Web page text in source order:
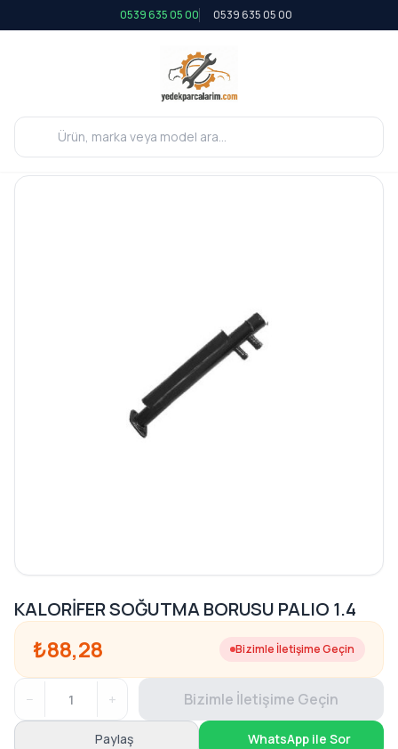
0539 635 05 00 0539 635 05 00
KALORİFER SOĞUTMA BORUSU PALIO 1.4
₺88,28 Bizimle İletişime Geçin
− + Bizimle İletişime Geçin
Paylaş WhatsApp ile Sor